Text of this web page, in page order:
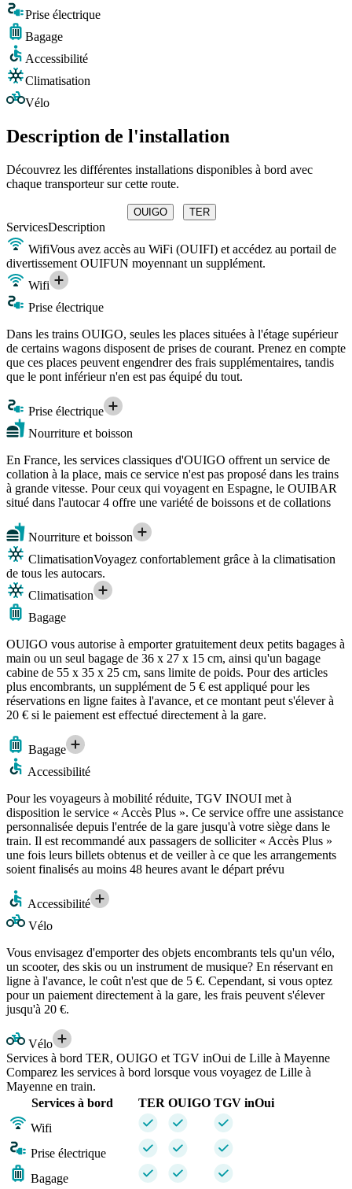
Prise électrique
Bagage
Accessibilité
Climatisation
Vélo
Description de l'installation
Découvrez les différentes installations disponibles à bord avec
chaque transporteur sur cette route.
OUIGO TER
ServicesDescription
WifiVous avez accès au WiFi (OUIFI) et accédez au portail de
divertissement OUIFUN moyennant un supplément.
Wifi
Prise électrique
Dans les trains OUIGO, seules les places situées à l'étage supérieur
de certains wagons disposent de prises de courant. Prenez en compte
que ces places peuvent engendrer des frais supplémentaires, tandis
que le pont inférieur n'en est pas équipé du tout.
Prise électrique
Nourriture et boisson
En France, les services classiques d'OUIGO offrent un service de
collation à la place, mais ce service n'est pas proposé dans les trains
à grande vitesse. Pour ceux qui voyagent en Espagne, le OUIBAR
situé dans l'autocar 4 offre une variété de boissons et de collations
Nourriture et boisson
ClimatisationVoyagez confortablement grâce à la climatisation
de tous les autocars.
Climatisation
Bagage
OUIGO vous autorise à emporter gratuitement deux petits bagages à
main ou un seul bagage de 36 x 27 x 15 cm, ainsi qu'un bagage
cabine de 55 x 35 x 25 cm, sans limite de poids. Pour des articles
plus encombrants, un supplément de 5 € est appliqué pour les
réservations en ligne faites à l'avance, et ce montant peut s'élever à
20 € si le paiement est effectué directement à la gare.
Bagage
Accessibilité
Pour les voyageurs à mobilité réduite, TGV INOUI met à
disposition le service « Accès Plus ». Ce service offre une assistance
personnalisée depuis l'entrée de la gare jusqu'à votre siège dans le
train. Il est recommandé aux passagers de solliciter « Accès Plus »
une fois leurs billets obtenus et de veiller à ce que les arrangements
soient finalisés au moins 48 heures avant le départ prévu
Accessibilité
Vélo
Vous envisagez d'emporter des objets encombrants tels qu'un vélo,
un scooter, des skis ou un instrument de musique? En réservant en
ligne à l'avance, le coût n'est que de 5 €. Cependant, si vous optez
pour un paiement directement à la gare, les frais peuvent s'élever
jusqu'à 20 €.
Vélo
Services à bord TER, OUIGO et TGV inOui de Lille à Mayenne
Comparez les services à bord lorsque vous voyagez de Lille à
Mayenne en train.
Services à bord
TER OUIGO TGV inOui
Wifi
Prise électrique
Bagage